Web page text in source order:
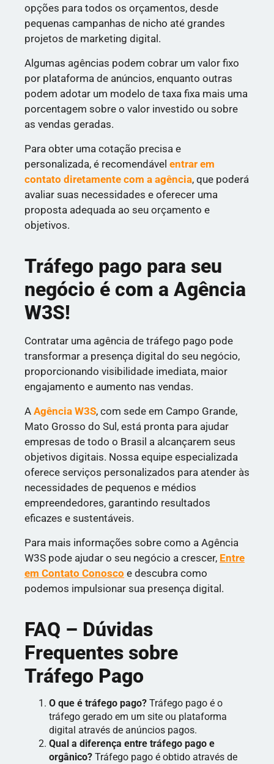
opções para todos os orçamentos, desde
pequenas campanhas de nicho até grandes
projetos de marketing digital.
Algumas agências podem cobrar um valor fixo
por plataforma de anúncios, enquanto outras
podem adotar um modelo de taxa fixa mais uma
porcentagem sobre o valor investido ou sobre
as vendas geradas.
Para obter uma cotação precisa e
personalizada, é recomendável entrar em
contato diretamente com a agência, que poderá
avaliar suas necessidades e oferecer uma
proposta adequada ao seu orçamento e
objetivos.
Tráfego pago para seu
negócio é com a Agência
W3S!
Contratar uma agência de tráfego pago pode
transformar a presença digital do seu negócio,
proporcionando visibilidade imediata, maior
engajamento e aumento nas vendas.
A Agência W3S, com sede em Campo Grande,
Mato Grosso do Sul, está pronta para ajudar
empresas de todo o Brasil a alcançarem seus
objetivos digitais. Nossa equipe especializada
oferece serviços personalizados para atender às
necessidades de pequenos e médios
empreendedores, garantindo resultados
eficazes e sustentáveis.
Para mais informações sobre como a Agência
W3S pode ajudar o seu negócio a crescer, Entre
em Contato Conosco e descubra como
podemos impulsionar sua presença digital.
FAQ – Dúvidas
Frequentes sobre
Tráfego Pago
O que é tráfego pago? Tráfego pago é o
tráfego gerado em um site ou plataforma
digital através de anúncios pagos.
Qual a diferença entre tráfego pago e
orgânico? Tráfego pago é obtido através de